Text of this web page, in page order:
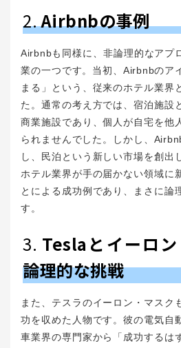
2.Airbnbの事例
Airbnbも同様に、非論理的なアプ
業の一つです。当初、Airbnbのア
まる」という、従来のホテル業界
た。通常の考え方では、宿泊施設
商業施設であり、個人が自宅を他
られませんでした。しかし、
し、民泊という新しい市場を創出
ホテル業界が手の届かない領域に
とによる成功例であり、まさに論
す。
3. Teslaとイーロ
論理的な挑戦
また、テスラのイーロン・マスク
功を収めた人物です。彼の電気自
車業界の専門家から「成功するは